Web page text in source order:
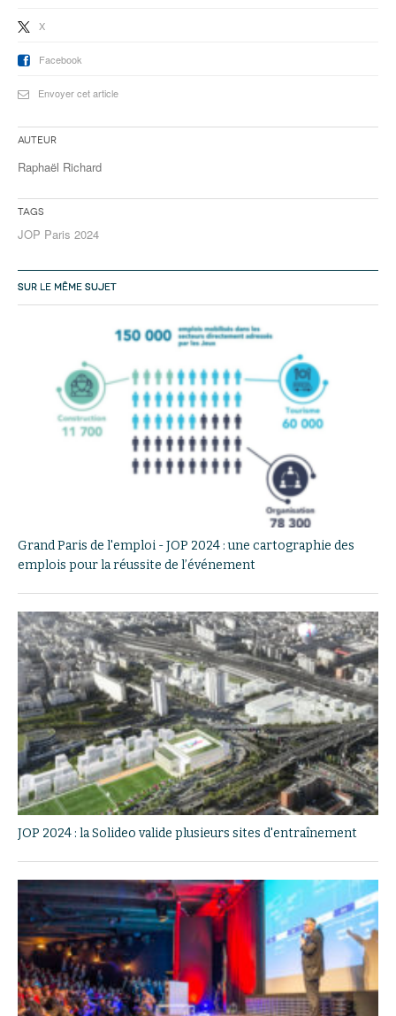
X
Facebook
Envoyer cet article
Auteur
Raphaël Richard
Tags
JOP Paris 2024
SUR LE MÊME SUJET
Grand Paris de l'emploi - JOP 2024 : une cartographie des
emplois pour la réussite de l’événement
JOP 2024 : la Solideo valide plusieurs sites d'entraînement